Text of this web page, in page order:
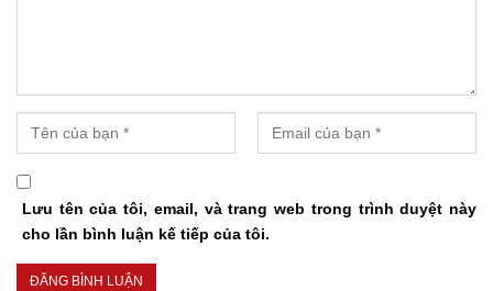
Lưu tên của tôi, email, và trang web trong trình duyệt này
cho lần bình luận kế tiếp của tôi.